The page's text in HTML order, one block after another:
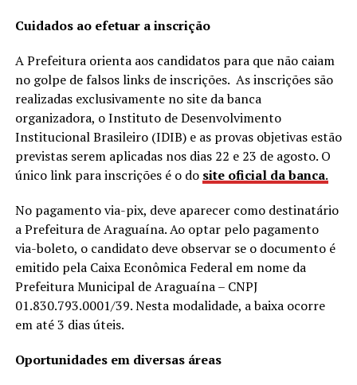
Cuidados ao efetuar a inscrição
A Prefeitura orienta aos candidatos para que não caiam
no golpe de falsos links de inscrições. As inscrições são
realizadas exclusivamente no site da banca
organizadora, o Instituto de Desenvolvimento
Institucional Brasileiro (IDIB) e as provas objetivas estão
previstas serem aplicadas nos dias 22 e 23 de agosto. O
único link para inscrições é o do site oficial da banca.
No pagamento via-pix, deve aparecer como destinatário
a Prefeitura de Araguaína. Ao optar pelo pagamento
via-boleto, o candidato deve observar se o documento é
emitido pela Caixa Econômica Federal em nome da
Prefeitura Municipal de Araguaína – CNPJ
01.830.793.0001/39. Nesta modalidade, a baixa ocorre
em até 3 dias úteis.
Oportunidades em diversas áreas